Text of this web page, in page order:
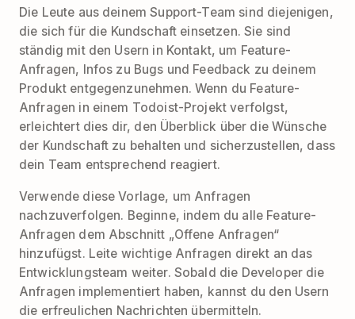
Die Leute aus deinem Support-Team sind diejenigen,
die sich für die Kundschaft einsetzen. Sie sind
ständig mit den Usern in Kontakt, um Feature-
Anfragen, Infos zu Bugs und Feedback zu deinem
Produkt entgegenzunehmen. Wenn du Feature-
Anfragen in einem Todoist-Projekt verfolgst,
erleichtert dies dir, den Überblick über die Wünsche
der Kundschaft zu behalten und sicherzustellen, dass
dein Team entsprechend reagiert.
Verwende diese Vorlage, um Anfragen
nachzuverfolgen. Beginne, indem du alle Feature-
Anfragen dem Abschnitt „Offene Anfragen“
hinzufügst. Leite wichtige Anfragen direkt an das
Entwicklungsteam weiter. Sobald die Developer die
Anfragen implementiert haben, kannst du den Usern
die erfreulichen Nachrichten übermitteln.